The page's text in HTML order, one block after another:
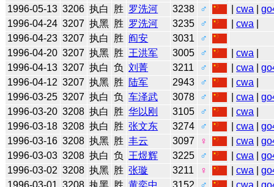
1996-05-13 3206 执白 胜 罗洗河 3238 ♂ |cwa |
1996-04-24 3207 执黑 胜 罗洗河 3235 ♂ |cwa
1996-04-23 3207 执白 胜 阎安 3031
♂
1996-04-20 3207 执黑 胜 王洪军 3005 ♂ |cwa
1996-04-13 3207 执白 负 刘菁 3211 ♂ |cwa |
1996-04-12 3207 执黑 胜 陆军 2943 ♂ |cwa
1996-03-25 3207 执白 负 车泽武 3078 ♂ |cwa |
1996-03-20 3208 执白 胜 华以刚 3105 ♂ |cwa
1996-03-18 3208 执白 胜 张文东 3274 ♂ |cwa |
1996-03-16 3208 执黑 胜 丰云 3097 ♀ |cwa |
1996-03-03 3208 执白 负 王煜辉 3225 ♂ |cwa |
1996-03-02 3208 执黑 胜 张璇 3211 ♀ |cwa |
1996-03-01 3208 执黑 胜 黄奕中 3152 ♂ |cwa |